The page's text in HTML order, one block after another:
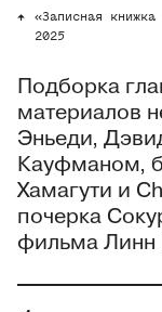
«Записная
2025
Подборка
материалов
Эньеди,
Кауфманом,
Хамагути и
почерка
фильма Линн